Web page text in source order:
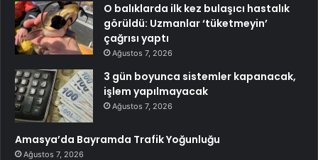
O balıklarda ilk kez bulaşıcı hastalık
görüldü: Uzmanlar ‘tüketmeyin’
çağrısı yaptı
Ağustos 7, 2026
3 gün boyunca sistemler kapanacak,
işlem yapılmayacak
Ağustos 7, 2026
Amasya’da Bayramda Trafik Yoğunluğu
Ağustos 7, 2026